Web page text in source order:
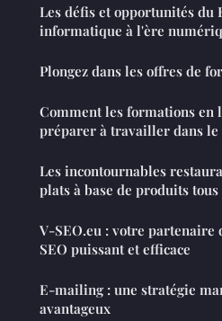
Les défis et opportunités du
informatique à l'ère
Plongez dans les offres de
Comment les formations en
préparer à travailler dans le
Les incontournables
plats à base de produits
V-SEO.eu : votre partenaire
SEO puissant et efficace
E-mailing : une stratégie
avantageux